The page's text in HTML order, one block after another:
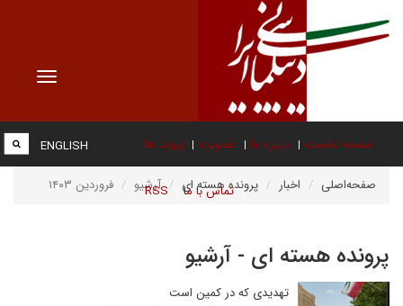
Toggle
صفحه نخست درباره ما عضویت پیوند ها
تماس با ما RSS
ENGLISH
صفحه‌اصلی اخبار پرونده هسته ای آرشیو فروردین ۱۴۰۳
پرونده هسته ای - آرشیو
تهدیدی که در کمین است